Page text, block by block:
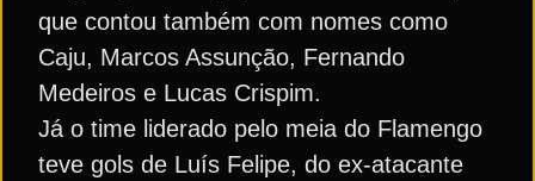
que contou também com nomes como
Caju, Marcos Assunção, Fernando
Medeiros e Lucas Crispim.
Já o time liderado pelo meia do Flamengo
teve gols de Luís Felipe, do ex-atacante